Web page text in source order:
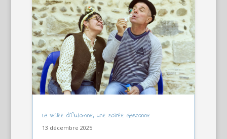
La Veillée d’Automne, une soirée Gasconne
13 décembre 2025